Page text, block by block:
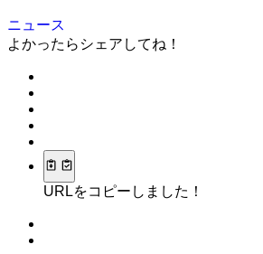
ニュース
よかったらシェアしてね！
URLをコピーしました！